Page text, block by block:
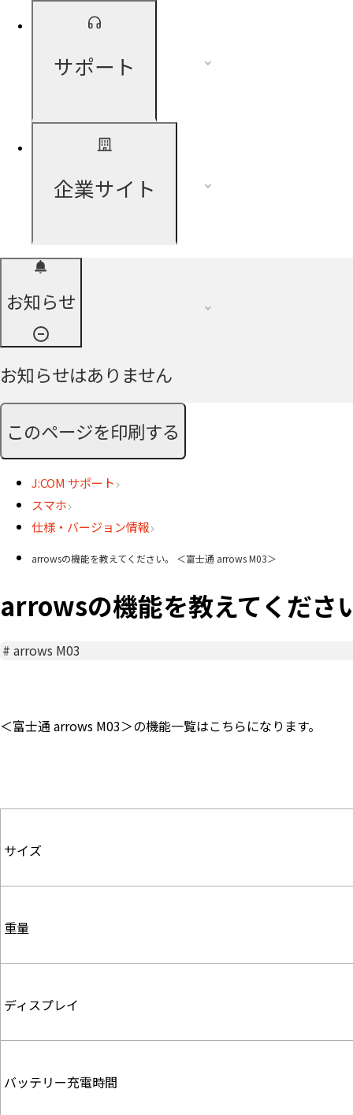
サポート
企業サイト
お知らせ
お知らせはありません
このページを印刷する
J:COM サポート
スマホ
仕様・バージョン情報
arrowsの機能を教えてください。 ＜富士通 arrows M03＞
arrowsの機能を教えてくだ
#arrows M03
＜富士通 arrows M03＞の機能一覧はこちらになります。
サイズ
重量
ディスプレイ
バッテリー充電時間